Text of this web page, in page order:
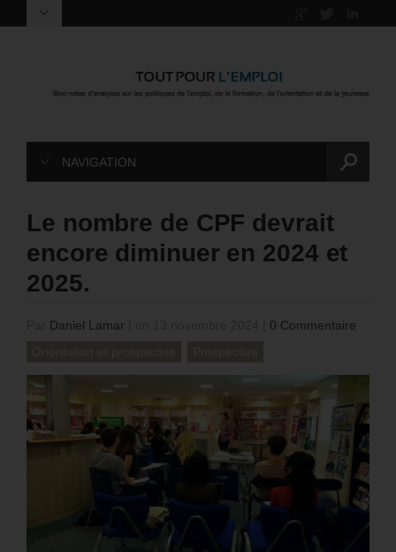
NAVIGATION
Le nombre de CPF devrait
encore diminuer en 2024 et
2025.
Daniel Lamar
0 Commentaire